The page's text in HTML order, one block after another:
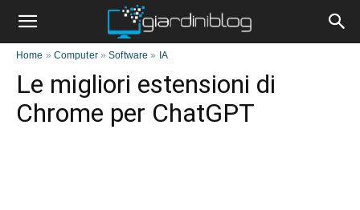
Home » Computer»Software » IA
Le migliori estensioni di
Chrome per ChatGPT